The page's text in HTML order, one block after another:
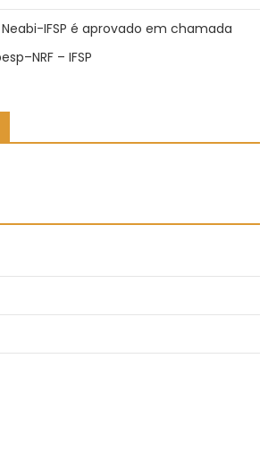
IFSP é aprovado em chamada
– IFSP